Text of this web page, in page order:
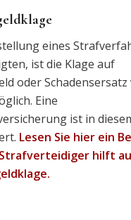
eines
ist die Klage auf
oder Schadensersatz
Eine
ist in
Lesen Sie hier ein
hilft